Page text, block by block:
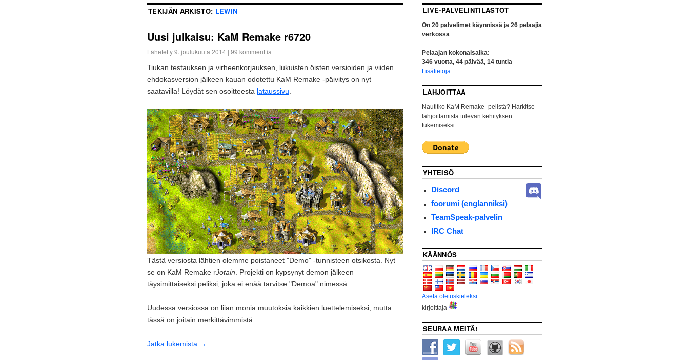
TEKIJÄN ARKISTO: LEWIN
Uusi julkaisu: KaM Remake r6720
Lähetetty9. joulukuuta 2014 | 99 kommenttia
Tiukan testauksen ja virheenkorjauksen, lukuisten öisten versioiden ja viiden
ehdokasversion jälkeen kauan odotettu KaM Remake -päivitys on nyt
saatavilla! Löydät sen osoitteesta lataussivu
Tästä versiosta lähtien olemme poistaneet "Demo" -tunnisteen otsikosta. Nyt
se on KaM Remake rJotain . Projekti on kypsynyt demon jälkeen
täysimittaiseksi peliksi, joka ei enää tarvitse "Demoa" nimessä.
Uudessa versiossa on liian monia muutoksia kaikkien luettelemiseksi, mutta
tässä on joitain merkittävimmistä:
Jatka lukemista →
LIVE-PALVELINTILASTOT
On 20palvelimet käynnissä ja 26pelaajia
verkossa
Pelaajan kokonaisaika:
346vuotta, 44päivää, 14tuntia
Lisätietoja
LAHJOITTAA
Nautitko KaM Remake -pelistä? Harkitse
lahjoittamista tulevan kehityksen
tukemiseksi
YHTEISÖ
Discord
foorumi (englanniksi)
TeamSpeak-palvelin
IRC Chat
KÄÄNNÖS
Aseta oletuskieleksi
kirjoittaja
SEURAA MEITÄ!